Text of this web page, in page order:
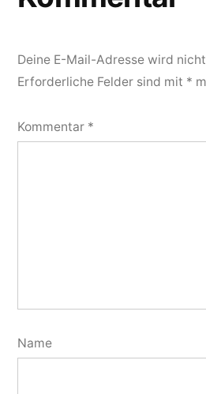
Deine E-Mail-Adresse wird
Erforderliche Felder sind mit *
Kommentar *
Name